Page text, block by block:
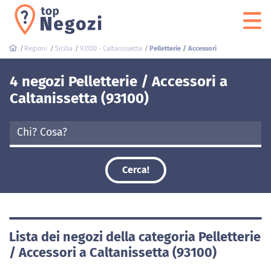
Regioni Sicilia 93100 - Caltanissetta Pelletterie / Accessori
4 negozi Pelletterie / Accessori a
Caltanissetta (93100)
Cerca!
Lista dei negozi della categoria Pelletterie
/ Accessori a Caltanissetta (93100)